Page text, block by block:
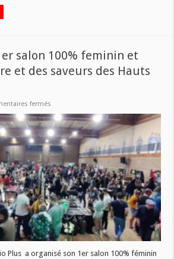
salon 100% feminin et
et des saveurs des Hauts
fermés
sur
le
1er
salon
100%
feminin
et
salon
de
la
bière
et
des
saveurs
des
Hauts
de
France
Plus a organisé son 1er salon 100% féminin